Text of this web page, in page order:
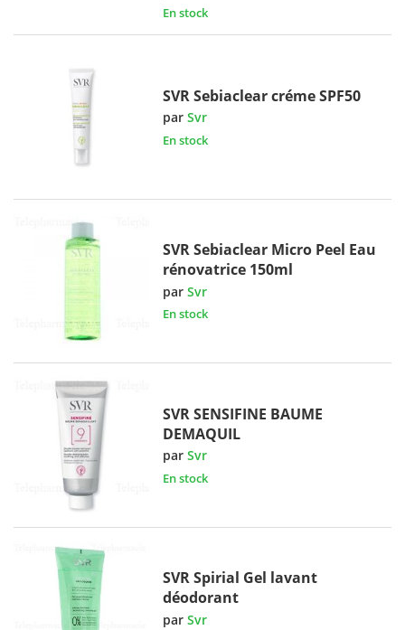
En stock
SVR Sebiaclear créme SPF50
parSvr
En stock
SVR Sebiaclear Micro Peel Eau
rénovatrice 150ml
parSvr
En stock
SVR SENSIFINE BAUME
DEMAQUIL
parSvr
En stock
SVR Spirial Gel lavant
déodorant
parSvr